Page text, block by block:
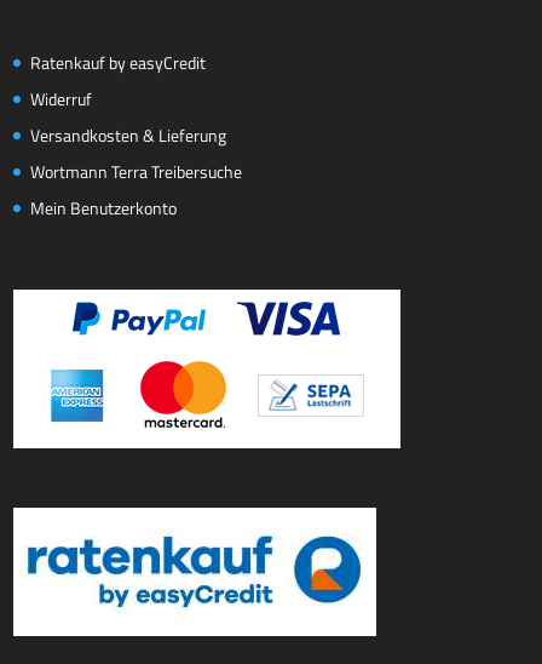
Ratenkauf by easyCredit
Widerruf
Versandkosten & Lieferung
Wortmann Terra Treibersuche
Mein Benutzerkonto